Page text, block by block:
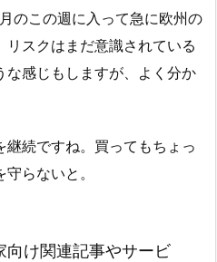
のこの週に入って急に欧州の
スクはまだ意識されている
な感じもしますが、よく分か
続ですね。買ってもちょっ
らないと。
向け関連記事やサービ